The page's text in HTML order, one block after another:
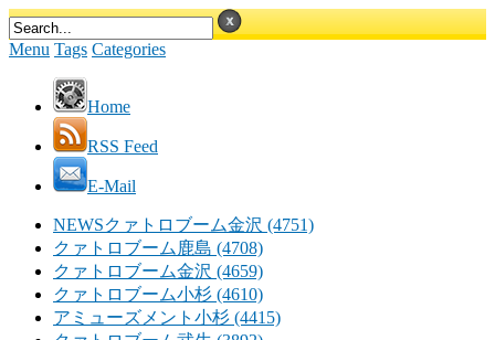
Menu Tags Categories
Home
RSS Feed
E-Mail
NEWSクァトロブーム金沢 (4751)
クァトロブーム鹿島 (4708)
クァトロブーム金沢 (4659)
クァトロブーム小杉 (4610)
アミューズメント小杉 (4415)